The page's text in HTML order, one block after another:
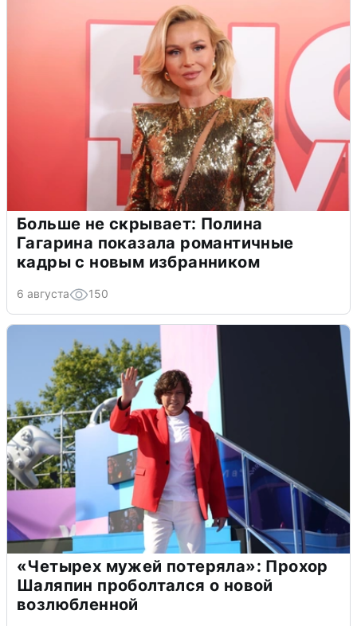
Больше не скрывает: Полина
Гагарина показала романтичные
кадры с новым избранником
6 августа 150
«Четырех мужей потеряла»: Прохор
Шаляпин проболтался о новой
возлюбленной